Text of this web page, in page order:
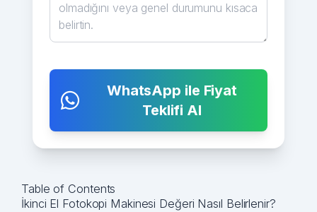
WhatsApp ile Fiyat
Teklifi Al
Table of Contents
İkinci El Fotokopi Makinesi Değeri Nasıl Belirlenir?